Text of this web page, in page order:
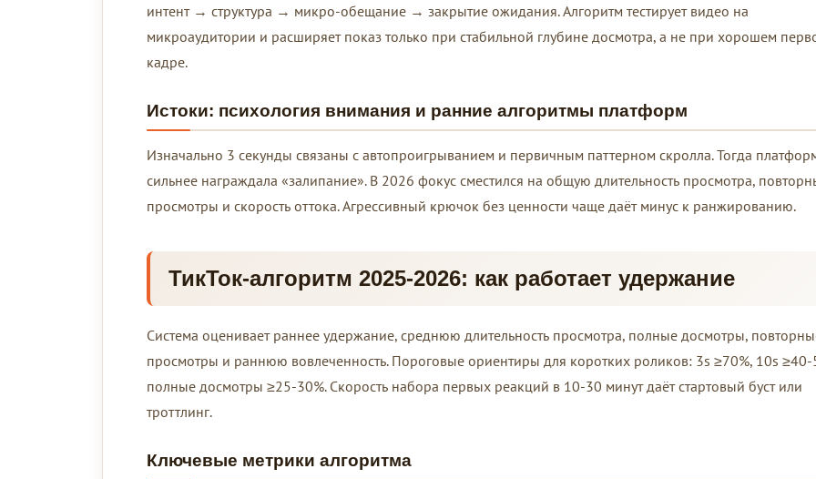
интент → структура → микро-обещание → закрытие ожидания. Алгоритм тестирует видео на
микроаудитории и расширяет показ только при стабильной глубине досмотра, а не при хорошем
кадре.
Истоки: психология внимания и ранние алгоритмы платформ
Изначально 3 секунды связаны с автопроигрыванием и первичным паттерном скролла. Тогда
сильнее награждала «залипание». В 2026 фокус сместился на общую длительность просмотра,
просмотры и скорость оттока. Агрессивный крючок без ценности чаще даёт минус к ранжированию.
ТикТок-алгоритм 2025-2026: как работает удержание
Система оценивает раннее удержание, среднюю длительность просмотра, полные досмотры,
просмотры и раннюю вовлеченность. Пороговые ориентиры для коротких роликов: 3s ≥70%, 10s ≥40-
полные досмотры ≥25-30%. Скорость набора первых реакций в 10-30 минут даёт стартовый буст или
троттлинг.
Ключевые метрики алгоритма